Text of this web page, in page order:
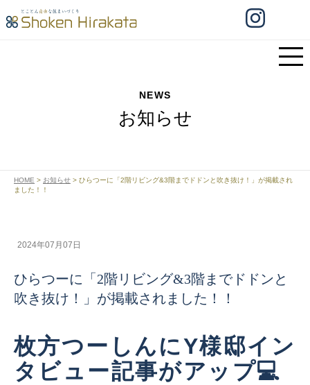
NEWS
お知らせ
HOME > お知らせ > ひらつーに「2階リビング&3階までドドンと吹き抜け！」が掲載され
ました！！
2024年07月07日
ひらつーに「2階リビング&3階までドドンと
吹き抜け！」が掲載されました！！
枚方つーしんにY様邸イン
タビュー記事がアップ💻